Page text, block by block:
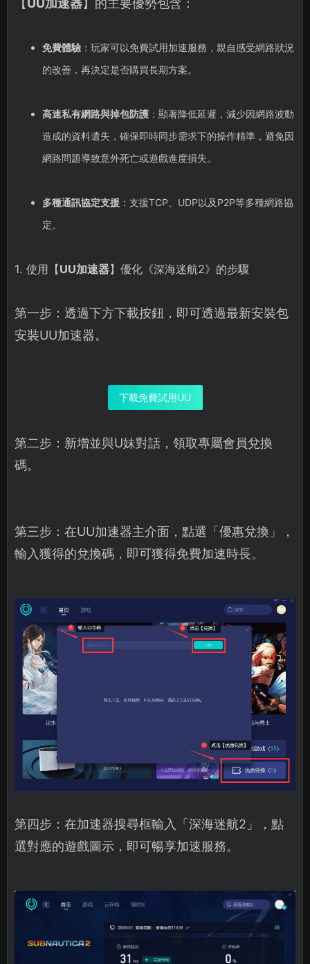
【UU加速器】的主要優勢包含：
免費體驗：玩家可以免費試用加速服務，親自感受網路狀況
的改善，再決定是否購買長期方案。
高速私有網路與掉包防護：顯著降低延遲，減少因網路波動
造成的資料遺失，確保即時同步需求下的操作精準，避免因
網路問題導致意外死亡或遊戲進度損失。
多種通訊協定支援：支援TCP、UDP以及P2P等多種網路協
定。
1. 使用【UU加速器】優化《深海迷航2》的步驟
第一步：透過下方下載按鈕，即可透過最新安裝包
安裝UU加速器。
下載免費試用UU
第二步：新增並與U妹對話，領取專屬會員兌換
碼。
第三步：在UU加速器主介面，點選「優惠兌換」，
輸入獲得的兌換碼，即可獲得免費加速時長。
第四步：在加速器搜尋框輸入「深海迷航2」，點
選對應的遊戲圖示，即可暢享加速服務。